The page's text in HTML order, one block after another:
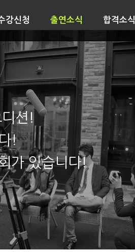
강신청 출연소식 합격소식
디션!
!
가 있습니다!